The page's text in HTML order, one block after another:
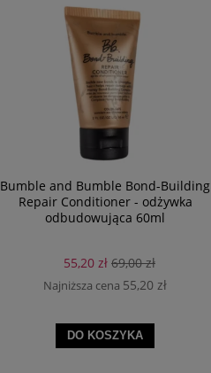
Bumble and Bumble Bond-Building
Repair Conditioner - odżywka
odbudowująca 60ml
55,20 zł 69,00 zł
Najniższa cena 55,20 zł
DO KOSZYKA